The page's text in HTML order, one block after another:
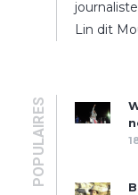
Lin dit
POPULAIRES